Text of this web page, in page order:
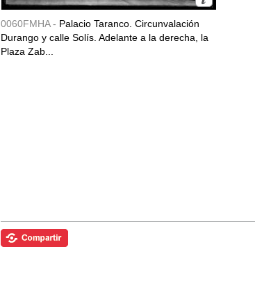
0060FMHA - Palacio Taranco. Circunvalación
Durango y calle Solís. Adelante a la derecha, la
Plaza Zab...